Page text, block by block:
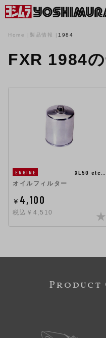
Home 製品情報 1984
FXR 1984
ENGINE
XL50 etc…
オイルフィルター
￥ 4,100
税込￥4,510
Product